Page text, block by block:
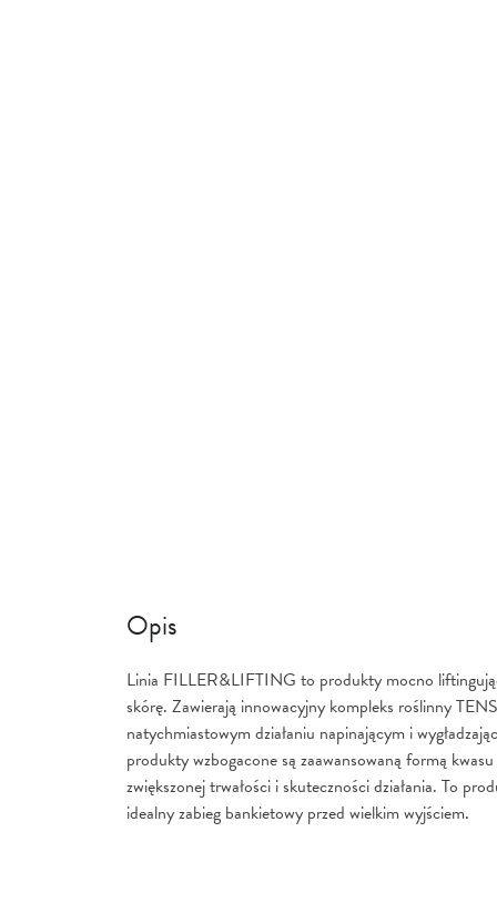
Opis
Linia FILLER&LIFTING to produkty mocno
skórę. Zawierają innowacyjny kompleks roślinny
natychmiastowym działaniu napinającym i
produkty wzbogacone są zaawansowaną formą
zwiększonej trwałości i skuteczności działania. To
idealny zabieg bankietowy przed wielkim wyjściem.